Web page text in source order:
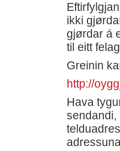
ikki
gjørdar á
til eitt
Greinin
http://
Hava
sendandi,